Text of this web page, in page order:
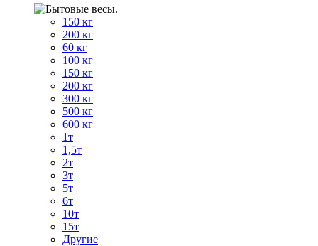
150 кг
200 кг
60 кг
100 кг
150 кг
200 кг
300 кг
500 кг
600 кг
1т
1,5т
2т
3т
5т
6т
10т
15т
Другие